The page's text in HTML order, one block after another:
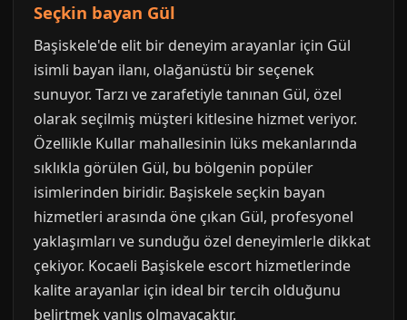
Seçkin bayan Gül
Başiskele'de elit bir deneyim arayanlar için Gül
isimli bayan ilanı, olağanüstü bir seçenek
sunuyor. Tarzı ve zarafetiyle tanınan Gül, özel
olarak seçilmiş müşteri kitlesine hizmet veriyor.
Özellikle Kullar mahallesinin lüks mekanlarında
sıklıkla görülen Gül, bu bölgenin popüler
isimlerinden biridir. Başiskele seçkin bayan
hizmetleri arasında öne çıkan Gül, profesyonel
yaklaşımları ve sunduğu özel deneyimlerle dikkat
çekiyor. Kocaeli Başiskele escort hizmetlerinde
kalite arayanlar için ideal bir tercih olduğunu
belirtmek yanlış olmayacaktır.